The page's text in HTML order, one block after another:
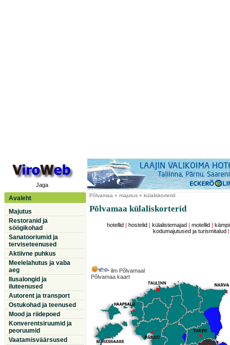
Jaga
Avaleht
Majutus
Restoranid ja
söögikohad
Sanatooriumid ja
terviseteenused
Aktiivne puhkus
Meelelahutus ja vaba
aeg
Ilusalongid ja
iluteenused
Autorent ja transport
Ostukohad ja teenused
Mood ja riidepoed
Konverentsiruumid ja
peoruumid
Vaatamisväärsused
Põlvamaa » majutus » külaliskorterid
Põlvamaa külaliskorterid
hotellid hostelid külalistemajad |motellid
kodumajutused ja turismitalud
ilm Põlvamaal
Põlvamaa kaart